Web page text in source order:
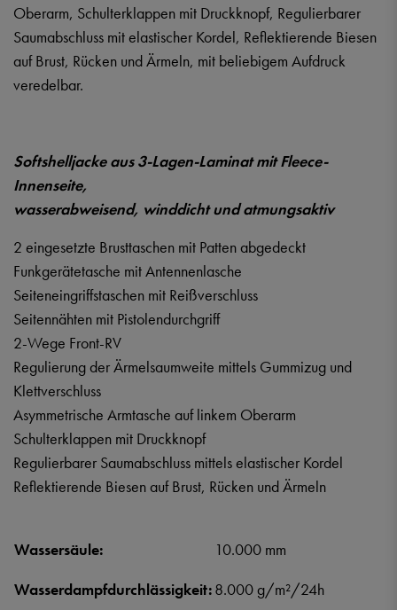
Oberarm, Schulterklappen mit Druckknopf, Regulierbarer
Saumabschluss mit elastischer Kordel, Reflektierende Biesen
auf Brust, Rücken und Ärmeln, mit beliebigem Aufdruck
veredelbar.
Softshelljacke aus 3-Lagen-Laminat mit Fleece-
Innenseite,
wasserabweisend, winddicht und atmungsaktiv
2 eingesetzte Brusttaschen mit Patten abgedeckt
Funkgerätetasche mit Antennenlasche
Seiteneingriffstaschen mit Reißverschluss
Seitennähten mit Pistolendurchgriff
2-Wege Front-RV
Regulierung der Ärmelsaumweite mittels Gummizug und
Klettverschluss
Asymmetrische Armtasche auf linkem Oberarm
Schulterklappen mit Druckknopf
Regulierbarer Saumabschluss mittels elastischer Kordel
Reflektierende Biesen auf Brust, Rücken und Ärmeln
Wassersäule:
10.000 mm
Wasserdampfdurchlässigkeit:8.000 g/m²/24h